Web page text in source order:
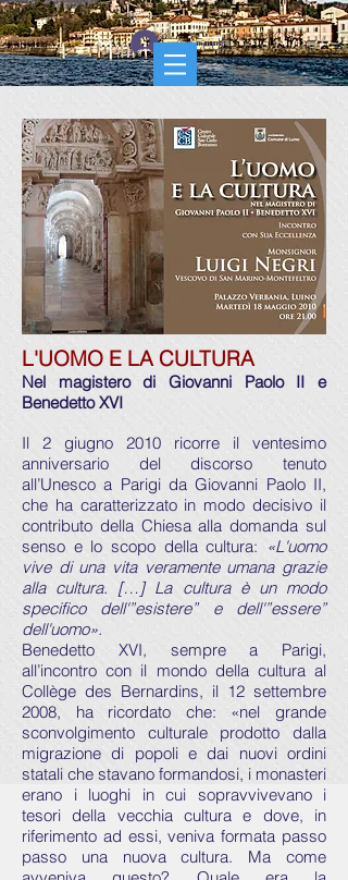
Accedi
L'UOMO E LA CULTURA
Nel magistero di Giovanni Paolo II e
Benedetto XVI
Il 2 giugno 2010 ricorre il ventesimo
anniversario del discorso tenuto
all’Unesco a Parigi da Giovanni Paolo II,
che ha caratterizzato in modo decisivo il
contributo della Chiesa alla domanda sul
senso e lo scopo della cultura: «L'uomo
vive di una vita veramente umana grazie
alla cultura. […] La cultura è un modo
specifico dell'”esistere” e dell'”essere”
dell'uomo».
Benedetto XVI, sempre a Parigi,
all’incontro con il mondo della cultura al
Collège des Bernardins, il 12 settembre
2008, ha ricordato che: «nel grande
sconvolgimento culturale prodotto dalla
migrazione di popoli e dai nuovi ordini
statali che stavano formandosi, i monasteri
erano i luoghi in cui sopravvivevano i
tesori della vecchia cultura e dove, in
riferimento ad essi, veniva formata passo
passo una nuova cultura. Ma come